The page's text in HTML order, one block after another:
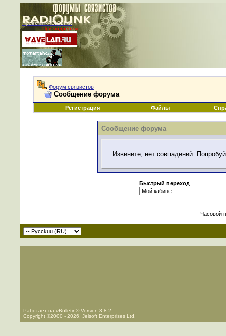
Проекты RADIOLINK
При поддержке:
|
Форум связистов
Сообщение форума
Регистрация Файлы
Сообщение форума
Извините, нет совпадений.
Быстрый переход
Часовой
Работает на vBulletin® Version 3.8.2
Copyright ©2000 - 2026, Jelsoft Enterprises Ltd.